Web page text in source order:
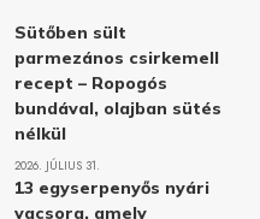
Sütőben sült
parmezános csirkemell
recept – Ropogós
bundával, olajban sütés
nélkül
2026. JÚLIUS 31.
13 egyserpenyős nyári
vacsora, amely